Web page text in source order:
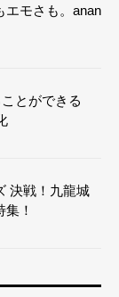
エモさも。anan
とができる
決戦！九龍城
！